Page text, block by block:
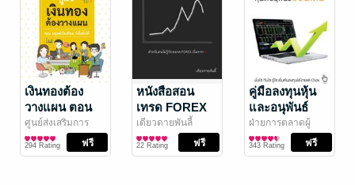
โปรดอ่านฉัน
ในวันที่เธอยัง
หายใจ
พวงแก้ว กองทอง
PG books
พัฒนาตนเอง
104 Rating
เมื่อดอกไม้เบ่ง
บาน ฤดูกาลก็
โหดร้าย
จันท์สม
พัฒนาตนเอง
4 Rating
เงินทองต้อง
วางแผน ตอน
มนุษย์เงินเดือน
ก็มั่งคั่งได้
ศูนย์ส่งเสริมการ
พัฒนาความรู้ตลาด
ทุน ตลาดหลักทรัพย์
การเงินการลงทุน
294 Rating
หนังสือสอน
เทรด FOREX
ฟรี สำหรับมือ
ใหม่ ฉบับคน
เริ่มจาก 0
เดียวดายพันลี้
การเงินการลงทุน
22 Rating
คู่มือลงทุนหุ้น
และอนุพันธ์
ออนไลน์
ฝ่ายการตลาดผู้
ลงทุนบุคคล สาย
งานการตลาด
การเงินการลงทุน
343 Rating